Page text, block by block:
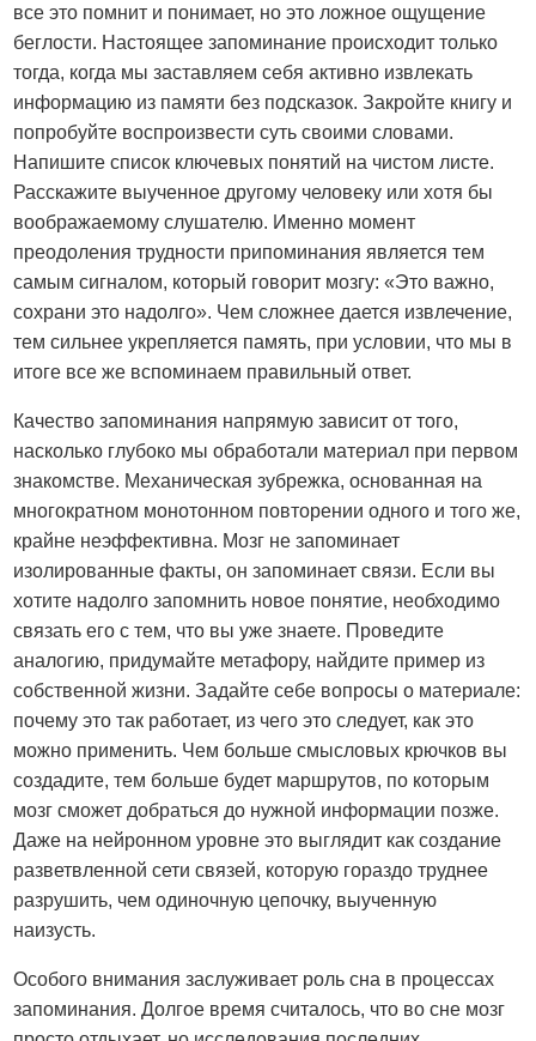
все это помнит и понимает, но это ложное ощущение
беглости. Настоящее запоминание происходит только
тогда, когда мы заставляем себя активно извлекать
информацию из памяти без подсказок. Закройте книгу и
попробуйте воспроизвести суть своими словами.
Напишите список ключевых понятий на чистом листе.
Расскажите выученное другому человеку или хотя бы
воображаемому слушателю. Именно момент
преодоления трудности припоминания является тем
самым сигналом, который говорит мозгу: «Это важно,
сохрани это надолго». Чем сложнее дается извлечение,
тем сильнее укрепляется память, при условии, что мы в
итоге все же вспоминаем правильный ответ.
Качество запоминания напрямую зависит от того,
насколько глубоко мы обработали материал при первом
знакомстве. Механическая зубрежка, основанная на
многократном монотонном повторении одного и того же,
крайне неэффективна. Мозг не запоминает
изолированные факты, он запоминает связи. Если вы
хотите надолго запомнить новое понятие, необходимо
связать его с тем, что вы уже знаете. Проведите
аналогию, придумайте метафору, найдите пример из
собственной жизни. Задайте себе вопросы о материале:
почему это так работает, из чего это следует, как это
можно применить. Чем больше смысловых крючков вы
создадите, тем больше будет маршрутов, по которым
мозг сможет добраться до нужной информации позже.
Даже на нейронном уровне это выглядит как создание
разветвленной сети связей, которую гораздо труднее
разрушить, чем одиночную цепочку, выученную
наизусть.
Особого внимания заслуживает роль сна в процессах
запоминания. Долгое время считалось, что во сне мозг